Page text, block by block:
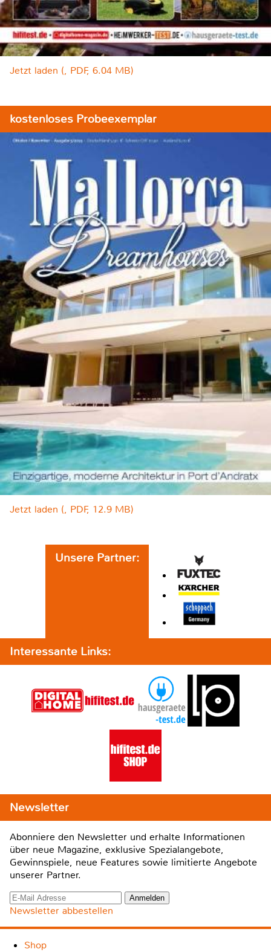
Jetzt laden (, PDF, 6.04 MB)
kostenloses Probeexemplar
Jetzt laden (, PDF, 12.9 MB)
Unsere Partner:
Interessante Links:
Newsletter
Abonniere den Newsletter und erhalte Informationen
über neue Magazine, exklusive Spezialangebote,
Gewinnspiele, neue Features sowie limitierte Angebote
unserer Partner.
Newsletter abbestellen
Shop